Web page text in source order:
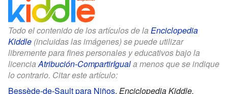
Todo el contenido de los artículos de la Enciclopedia
Kiddle (incluidas las imágenes) se puede utilizar
libremente para fines personales y educativos bajo la
licenciaAtribución-CompartirIguala menos que se indique
lo contrario. Citar este artículo:
Bessède-de-Sault para Niños. Enciclopedia Kiddle.